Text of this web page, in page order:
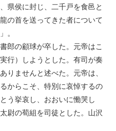
県侯に封じ、二千戸を食邑と
の首を送ってきた者について
。
郎の顧球が卒した。元帝はこ
行）しようとした。有司が奏
りませんと述べた。元帝は、
からこそ、特別に哀悼するの
う挙哀し、おおいに慟哭し
尉の荀組を司徒とした。山沢